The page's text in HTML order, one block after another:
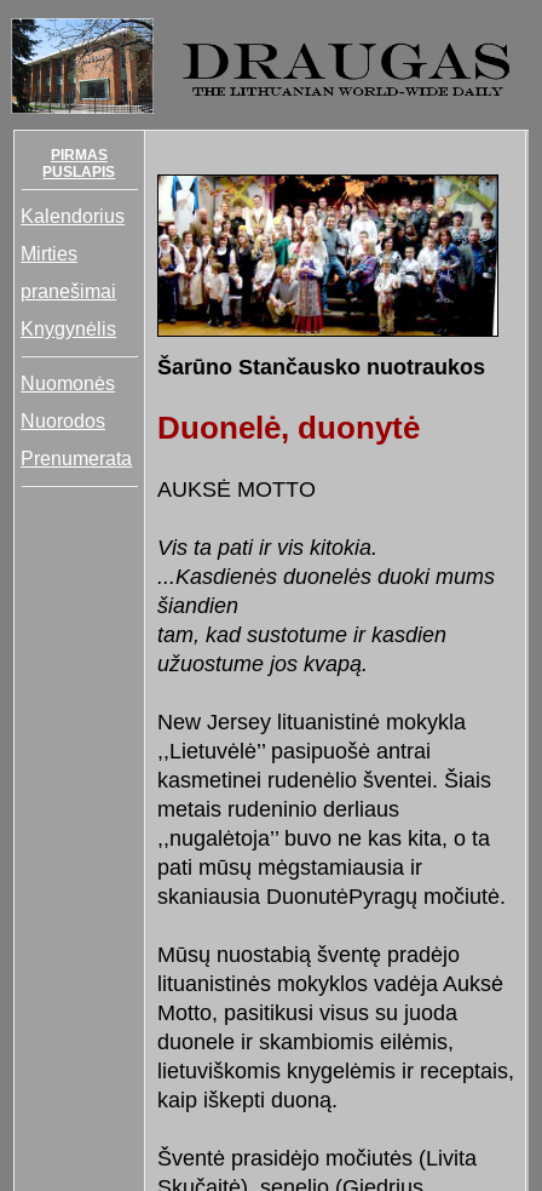
PIRMAS
PUSLAPIS
Kalendorius
Mirties
pranešimai
Knygynėlis
Nuomonės
Nuorodos
Prenumerata
Šarūno Stančausko nuotraukos
Duonelė, duonytė
AUKSĖ MOTTO
Vis ta pati ir vis kitokia.
...Kasdienės duonelės duoki mums
šiandien
tam, kad sustotume ir kasdien
užuostume jos kvapą.
New Jersey lituanistinė mokykla
,,Lietuvėlė’’ pasipuošė antrai
kasmetinei rudenėlio šventei. Šiais
metais rudeninio derliaus
,,nugalėtoja’’ buvo ne kas kita, o ta
pati mūsų mėgstamiausia ir
skaniausia DuonutėPyragų močiutė.
Mūsų nuostabią šventę pradėjo
lituanistinės mokyklos vadėja Auksė
Motto, pasitikusi visus su juoda
duonele ir skambiomis eilėmis,
lietuviškomis knygelėmis ir receptais,
kaip iškepti duoną.
Šventė prasidėjo močiutės (Livita